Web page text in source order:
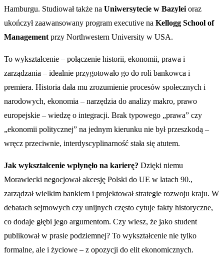
Hamburgu. Studiował także na Uniwersytecie w Bazyleioraz
ukończył zaawansowany program executive na Kellogg School of
Managementprzy Northwestern University w USA.
To wykształcenie – połączenie historii, ekonomii, prawa i
zarządzania – idealnie przygotowało go do roli bankowca i
premiera. Historia dała mu zrozumienie procesów społecznych i
narodowych, ekonomia – narzędzia do analizy makro, prawo
europejskie – wiedzę o integracji. Brak typowego „prawa” czy
„ekonomii politycznej” na jednym kierunku nie był przeszkodą –
wręcz przeciwnie, interdyscyplinarność stała się atutem.
Jak wykształcenie wpłynęło na karierę? Dzięki niemu
Morawiecki negocjował akcesję Polski do UE w latach 90.,
zarządzał wielkim bankiem i projektował strategie rozwoju kraju. W
debatach sejmowych czy unijnych często cytuje fakty historyczne,
co dodaje głębi jego argumentom. Czy wiesz, że jako student
publikował w prasie podziemnej? To wykształcenie nie tylko
formalne, ale i życiowe – z opozycji do elit ekonomicznych.